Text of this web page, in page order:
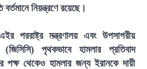
নিয়ন্ত্রণে রয়েছে।
পররাষ্ট্র মন্ত্রণালয় এবং উপসাগরীয়
পৃথকভাবে হামলার প্রতিবাদ
পক্ষ থেকেও হামলার জন্য ইরানকে দায়ী